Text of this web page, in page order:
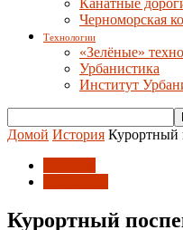
Канатные
Черноморская
Технологии
«Зелёные»
Урбанистика
Институт
Домой История Курортный
Курортный